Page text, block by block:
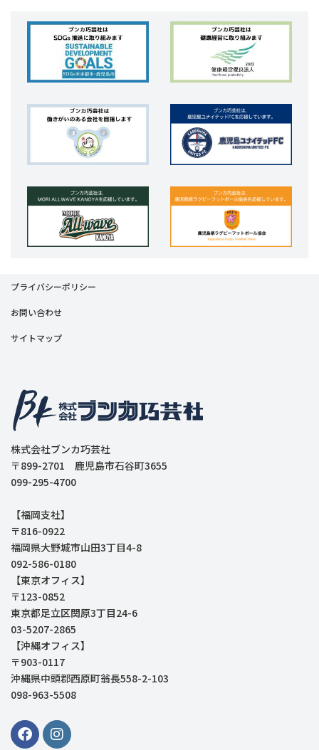
プライバシーポリシー
お問い合わせ
サイトマップ
株式会社ブンカ巧芸社
〒899-2701 鹿児島市石谷町3655
099-295-4700
【福岡支社】
〒816-0922
福岡県大野城市山田3丁目4-8
092-586-0180
【東京オフィス】
〒123-0852
東京都足立区関原3丁目24-6
03-5207-2865
【沖縄オフィス】
〒903-0117
沖縄県中頭郡西原町翁長558-2-103
098-963-5508